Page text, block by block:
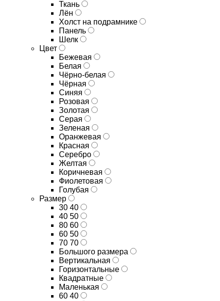
Ткань
Лён
Холст на подрамнике
Панель
Шелк
Цвет
Бежевая
Белая
Чёрно-белая
Чёрная
Синяя
Розовая
Золотая
Серая
Зеленая
Оранжевая
Красная
Серебро
Желтая
Коричневая
Фиолетовая
Голубая
Размер
30 40
40 50
80 60
60 50
70 70
Большого размера
Вертикальная
Горизонтальные
Квадратные
Маленькая
60 40